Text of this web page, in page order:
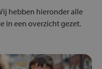
hebben hieronder alle
in een overzicht gezet.